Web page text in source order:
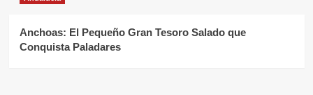
Anchoas: El Pequeño Gran Tesoro Salado que
Conquista Paladares